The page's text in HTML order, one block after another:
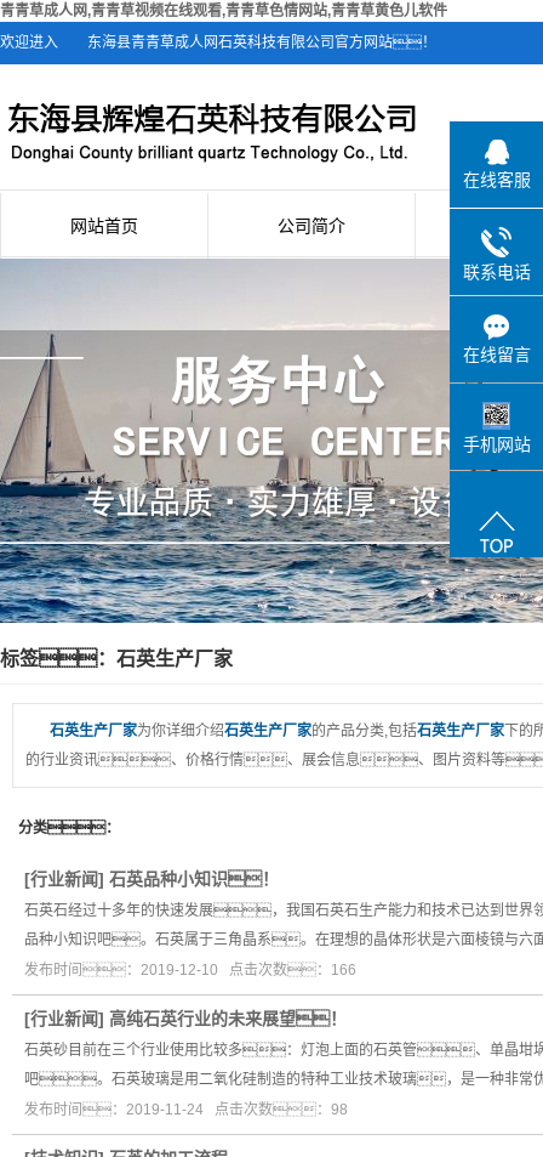
青青草成人网,青青草视频在线观看,青青草色情网站,青青草黄色儿软件
欢迎进入
东海县青青草成人网石英科技有限公司官方网站！
网站首页 公司简介
联系青青草成人网
新闻资
公司新
行业新
标签：石英生产厂家
石英生产厂家为你详细介绍石英生产厂家的产品分类,包括石英生产厂家 下
的行业资讯、价格行情、展会信息、图片资料等
分类：
[行业新闻] 石英品种小知识！
石英石经过十多年的快速发展，我国石英石生产能力和技术已达到世
品种小知识吧。石英属于三角晶系。在理想的晶体形状是六面棱镜与六
发布时间：2019-12-10 点击次数：166
[行业新闻] 高纯石英行业的未来展望！
石英砂目前在三个行业使用比较多：灯泡上面的石英管、单晶
吧。石英玻璃是用二氧化硅制造的特种工业技术玻璃，是一种非
发布时间：2019-11-24 点击次数：98
在线客服
联系电话
在线留言
手机网站